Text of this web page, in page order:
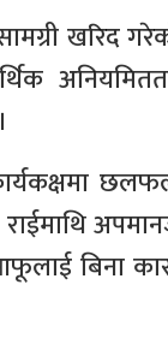
खरिद
बिना